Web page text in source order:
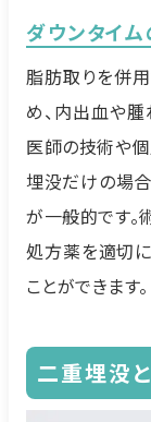
ダウンタイ
脂肪取りを併
め、内出血や腫
医師の技術や個
埋没だけの場
が一般的です。
処方薬を適切
ことができます。
二重埋没